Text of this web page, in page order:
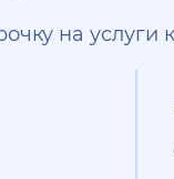
на услуги